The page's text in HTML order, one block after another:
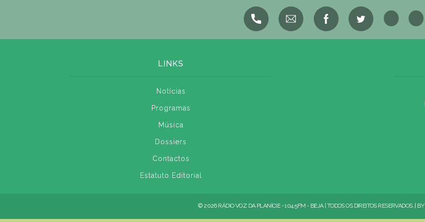
LINKS
Notícias
Programas
Música
Dossiers
Contactos
Estatuto Editorial
© 2026 RÁDIO VOZ DA PLANÍCIE - 104.5FM - BEJA | TODOS OS DIREITOS RESERVADOS. | BY